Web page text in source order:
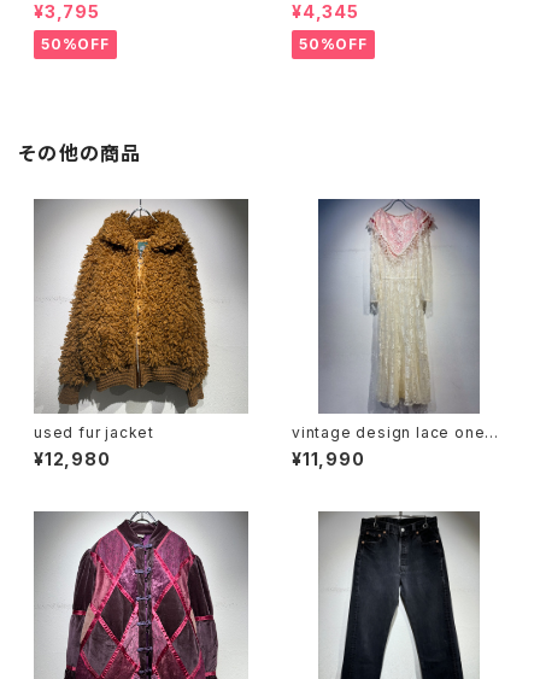
¥3,795
50%OFF
¥4,345
50%OFF
その他の商品
used fur jacket
¥12,980
vintage design lace onepi
ece
¥11,990